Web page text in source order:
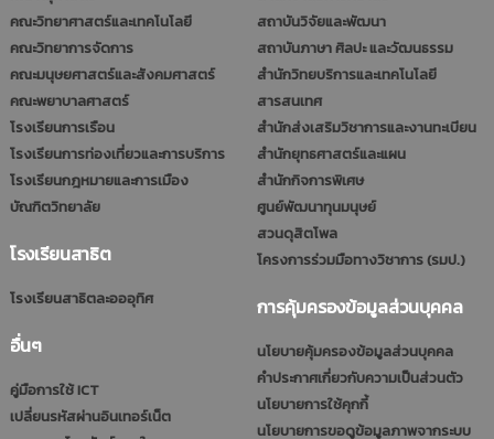
คณะวิทยาศาสตร์และเทคโนโลยี
คณะวิทยาการจัดการ
คณะมนุษยศาสตร์และสังคมศาสตร์
คณะพยาบาลศาสตร์
โรงเรียนการเรือน
โรงเรียนการท่องเที่ยวและการบริการ
โรงเรียนกฎหมายและการเมือง
บัณฑิตวิทยาลัย
โรงเรียนสาธิต
โรงเรียนสาธิตละอออุทิศ
อื่นๆ
คู่มือการใช้ ICT
เปลี่ยนรหัสผ่านอินเทอร์เน็ต
สถาบันวิจัยและพัฒนา
สถาบันภาษา ศิลปะ และวัฒนธรรม
สำนักวิทยบริการและเทคโนโลยี
สารสนเทศ
สำนักส่งเสริมวิชาการและงานทะเบียน
สำนักยุทธศาสตร์และแผน
สำนักกิจการพิเศษ
ศูนย์พัฒนาทุนมนุษย์
สวนดุสิตโพล
โครงการร่วมมือทางวิชาการ (รมป.)
การคุ้มครองข้อมูลส่วนบุคคล
นโยบายคุ้มครองข้อมูลส่วนบุคคล
คำประกาศเกี่ยวกับความเป็นส่วนตัว
นโยบายการใช้คุกกี้
นโยบายการขอดูข้อมูลภาพจากระบบ